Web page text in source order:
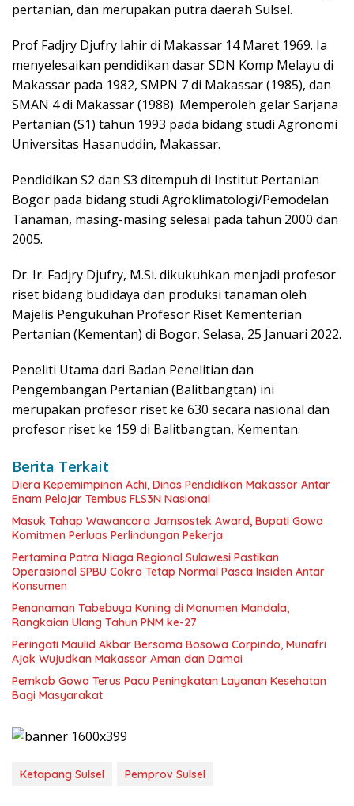
pertanian, dan merupakan putra daerah Sulsel.
Prof Fadjry Djufry lahir di Makassar 14 Maret 1969. Ia
menyelesaikan pendidikan dasar SDN Komp Melayu di
Makassar pada 1982, SMPN 7 di Makassar (1985), dan
SMAN 4 di Makassar (1988). Memperoleh gelar Sarjana
Pertanian (S1) tahun 1993 pada bidang studi Agronomi
Universitas Hasanuddin, Makassar.
Pendidikan S2 dan S3 ditempuh di Institut Pertanian
Bogor pada bidang studi Agroklimatologi/Pemodelan
Tanaman, masing-masing selesai pada tahun 2000 dan
2005.
Dr. Ir. Fadjry Djufry, M.Si. dikukuhkan menjadi profesor
riset bidang budidaya dan produksi tanaman oleh
Majelis Pengukuhan Profesor Riset Kementerian
Pertanian (Kementan) di Bogor, Selasa, 25 Januari 2022.
Peneliti Utama dari Badan Penelitian dan
Pengembangan Pertanian (Balitbangtan) ini
merupakan profesor riset ke 630 secara nasional dan
profesor riset ke 159 di Balitbangtan, Kementan.
Berita Terkait
Diera Kepemimpinan Achi, Dinas Pendidikan Makassar Antar
Enam Pelajar Tembus FLS3N Nasional
Masuk Tahap Wawancara Jamsostek Award, Bupati Gowa
Komitmen Perluas Perlindungan Pekerja
Pertamina Patra Niaga Regional Sulawesi Pastikan
Operasional SPBU Cokro Tetap Normal Pasca Insiden Antar
Konsumen
Penanaman Tabebuya Kuning di Monumen Mandala,
Rangkaian Ulang Tahun PNM ke-27
Peringati Maulid Akbar Bersama Bosowa Corpindo, Munafri
Ajak Wujudkan Makassar Aman dan Damai
Pemkab Gowa Terus Pacu Peningkatan Layanan Kesehatan
Bagi Masyarakat
Ketapang Sulsel Pemprov Sulsel